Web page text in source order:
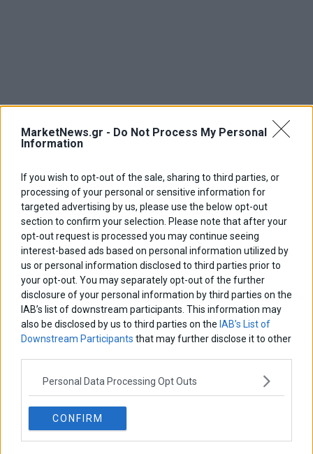
MarketNews.gr - Do Not Process My Personal
Information
If you wish to opt-out of the sale, sharing to third parties, or
processing of your personal or sensitive information for
targeted advertising by us, please use the below opt-out
section to confirm your selection. Please note that after your
opt-out request is processed you may continue seeing
interest-based ads based on personal information utilized by
us or personal information disclosed to third parties prior to
your opt-out. You may separately opt-out of the further
disclosure of your personal information by third parties on the
IAB’s list of downstream participants. This information may
also be disclosed by us to third parties on the IAB’s List of
Downstream Participants that may further disclose it to other
Personal Data Processing Opt Outs
CONFIRM
Ελευθερία Κούρταλη
Οι «τιμωροί» των ομολόγων επέστρεψαν
Εύη Φραγκάκη
Η αληθινή παιδεία ξεκινά από την ψυχή…
Σταματίνα Σταματάκου
Η βία κατά των ζώων δεν αντέχει βολικές ερμηνείες
Δημήτρης Καμπουράκης
Από την αποθέωση στην καταγγελία: Η Ελλάδα πάντα
ψάχνει τον επόμενο Μεσσία